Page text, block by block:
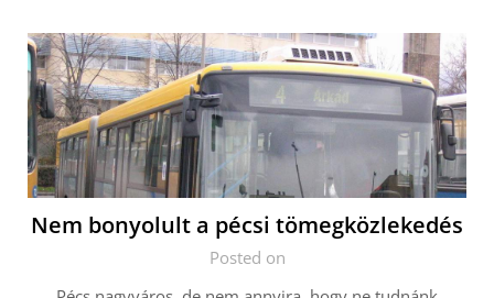
Nem bonyolult a pécsi tömegközlekedés
Posted on